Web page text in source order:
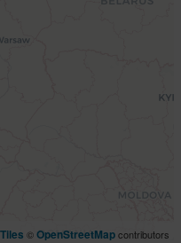
©OpenStreetMapcontributors